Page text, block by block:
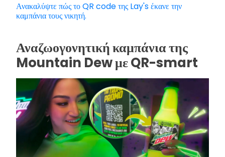
Ανακαλύψτε πώς το QR code της Lay's έκανε την
καμπάνια τους νικητή.
Αναζωογονητική καμπάνια της
Mountain Dew με QR-smart